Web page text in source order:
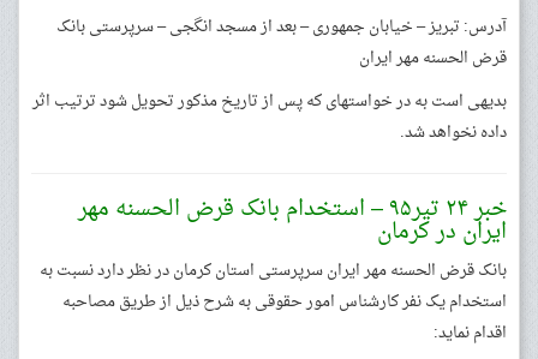
آدرس: تبریز – خیابان جمهوری – بعد از مسجد انگجی – سرپرستی بانک
قرض الحسنه مهر ایران
بدیهی است به در خواستهای که پس از تاریخ مذکور تحویل شود ترتیب اثر
داده نخواهد شد.
خبر ۲۴ تیر۹۵ – استخدام بانک قرض الحسنه مهر
ایران در کرمان
بانک قرض الحسنه مهر ایران سرپرستی استان کرمان در نظر دارد نسبت به
استخدام یک نفر کارشناس امور حقوقی به شرح ذیل از طریق مصاحبه
اقدام نماید: